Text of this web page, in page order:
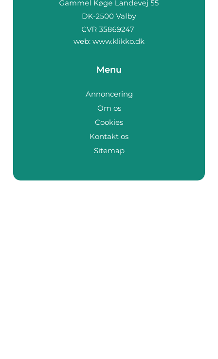
web: www.klikko.dk
Menu
Annoncering
Om os
Cookies
Kontakt os
Sitemap